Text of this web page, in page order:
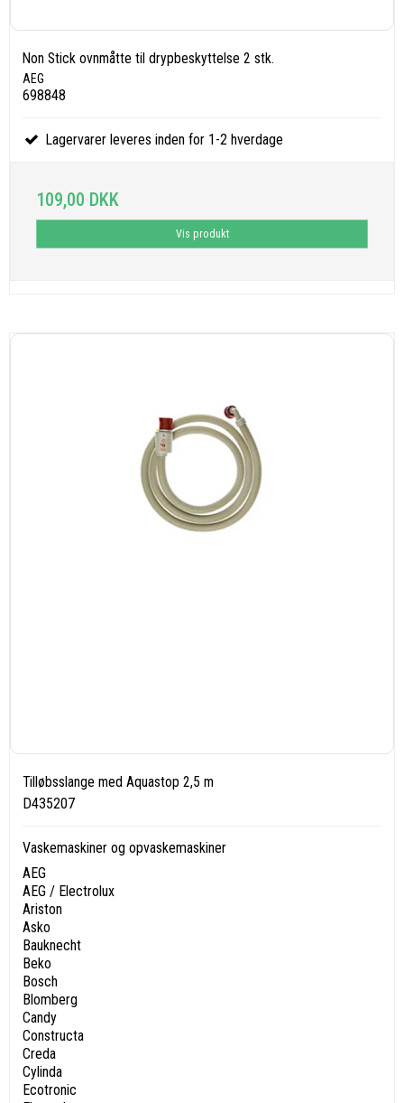
Non Stick ovnmåtte til drypbeskyttelse 2 stk.
AEG
698848
Lagervarer leveres inden for 1-2 hverdage
109,00 DKK
Vis produkt
Tilløbsslange med Aquastop 2,5 m
D435207
Vaskemaskiner og opvaskemaskiner
AEG
AEG / Electrolux
Ariston
Asko
Bauknecht
Beko
Bosch
Blomberg
Candy
Constructa
Creda
Cylinda
Ecotronic